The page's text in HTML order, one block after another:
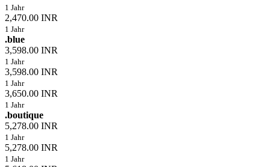
1 Jahr
2,470.00 INR
1 Jahr
.blue
3,598.00 INR
1 Jahr
3,598.00 INR
1 Jahr
3,650.00 INR
1 Jahr
.boutique
5,278.00 INR
1 Jahr
5,278.00 INR
1 Jahr